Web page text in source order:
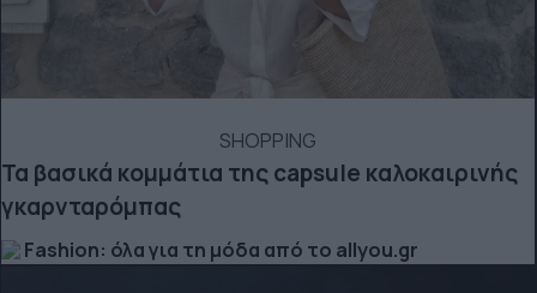
SHOPPING
Τα βασικά κομμάτια της capsule καλοκαιρινής
γκαρνταρόμπας
Fashion: όλα για τη μόδα από το allyou.gr